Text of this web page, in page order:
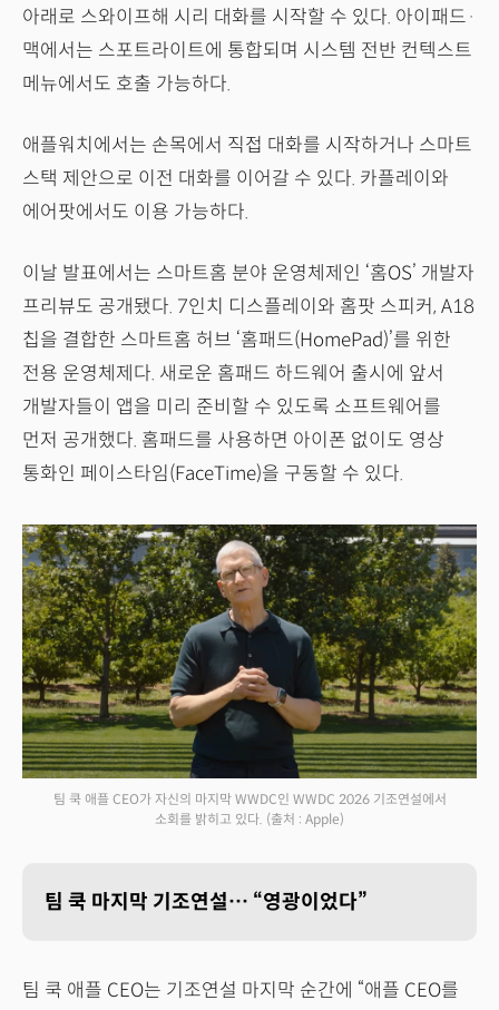
아래로 스와이프해 시리 대화를 시작할 수 있다. 아이패드·
맥에서는 스포트라이트에 통합되며 시스템 전반 컨텍스트
메뉴에서도 호출 가능하다.
애플워치에서는 손목에서 직접 대화를 시작하거나 스마트
스택 제안으로 이전 대화를 이어갈 수 있다. 카플레이와
에어팟에서도 이용 가능하다.
이날 발표에서는 스마트홈 분야 운영체제인 ‘홈OS’ 개발자
프리뷰도 공개됐다. 7인치 디스플레이와 홈팟 스피커, A18
칩을 결합한 스마트홈 허브 ‘홈패드(HomePad)’를 위한
전용 운영체제다. 새로운 홈패드 하드웨어 출시에 앞서
개발자들이 앱을 미리 준비할 수 있도록 소프트웨어를
먼저 공개했다. 홈패드를 사용하면 아이폰 없이도 영상
통화인 페이스타임(FaceTime)을 구동할 수 있다.
팀 쿡 애플 CEO가 자신의 마지막 WWDC인 WWDC 2026 기조연설에서
소회를 밝히고 있다. (출처 : Apple)
팀 쿡 마지막 기조연설… “영광이었다”
팀 쿡 애플 CEO는 기조연설 마지막 순간에 “애플 CEO를